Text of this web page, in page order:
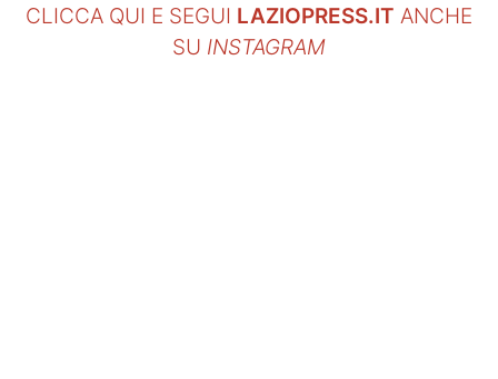
CLICCA QUI E SEGUI LAZIOPRESS.IT ANCHE
SU INSTAGRAM